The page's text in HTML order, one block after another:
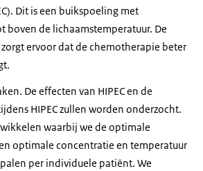
Dit is een buikspoeling met
boven de lichaamstemperatuur. De
ervoor dat de chemotherapie beter
De effecten van HIPEC en de
HIPEC zullen worden onderzocht.
waarbij we de optimale
optimale concentratie en temperatuur
per individuele patiënt. We